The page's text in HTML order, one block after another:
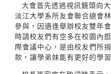
大會首先透過視訊鏡頭向
淡江大學系所友會聯合總會
參與，因適逢舉辦校友雙年
時請校友們有空多在校園內
際會議中心，是由校友們所
款，讓學弟妹能有更好的學